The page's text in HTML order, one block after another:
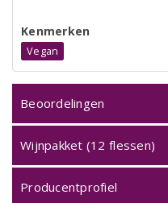
Kenmerken
Vegan
Beoordelingen
Wijnpakket (12 flessen)
Producentprofiel